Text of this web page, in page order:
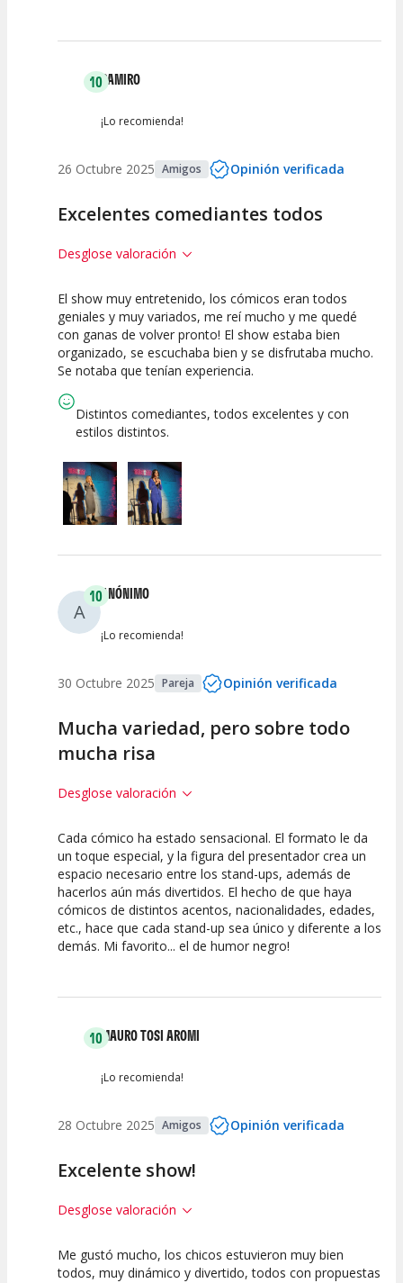
10RAMIRO
¡Lo recomienda!
26 Octubre 2025 Amigos Opinión verificada
Excelentes comediantes todos
Desglose valoración
10
Calidad del
Espectáculo
10
Puesta en
Escena
10
Interpretación
artística
El show muy entretenido, los cómicos eran todos
geniales y muy variados, me reí mucho y me quedé
con ganas de volver pronto! El show estaba bien
organizado, se escuchaba bien y se disfrutaba mucho.
Se notaba que tenían experiencia.
Distintos comediantes, todos excelentes y con
estilos distintos.
A
10ANÓNIMO
¡Lo recomienda!
30 Octubre 2025 Pareja Opinión verificada
Mucha variedad, pero sobre todo
mucha risa
Desglose valoración
10
Calidad del
Espectáculo
10
Puesta en
Escena
10
Interpretación
artística
Cada cómico ha estado sensacional. El formato le da
un toque especial, y la figura del presentador crea un
espacio necesario entre los stand-ups, además de
hacerlos aún más divertidos. El hecho de que haya
cómicos de distintos acentos, nacionalidades, edades,
etc., hace que cada stand-up sea único y diferente a los
demás. Mi favorito... el de humor negro!
10MAURO TOSI AROMI
¡Lo recomienda!
28 Octubre 2025 Amigos Opinión verificada
Excelente show!
Desglose valoración
10 10 10
Me gustó mucho, los chicos estuvieron muy bien
todos, muy dinámico y divertido, todos con propuestas